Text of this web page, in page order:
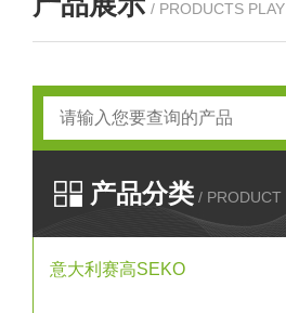
/ PRODUCTS PLAY
产品分类 / PRODUCT
意大利赛高SEKO